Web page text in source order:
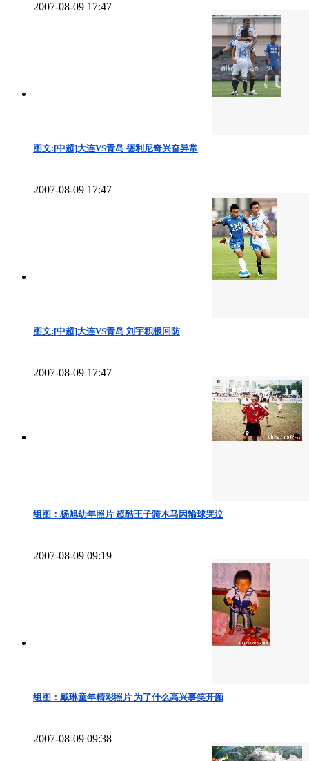
2007-08-09 17:47
图文:[中超]大连VS青岛 德利尼奇兴奋异常
2007-08-09 17:47
图文:[中超]大连VS青岛 刘宇积极回防
2007-08-09 17:47
组图：杨旭幼年照片 超酷王子骑木马因输球哭泣
2007-08-09 09:19
组图：戴琳童年精彩照片 为了什么高兴事笑开颜
2007-08-09 09:38